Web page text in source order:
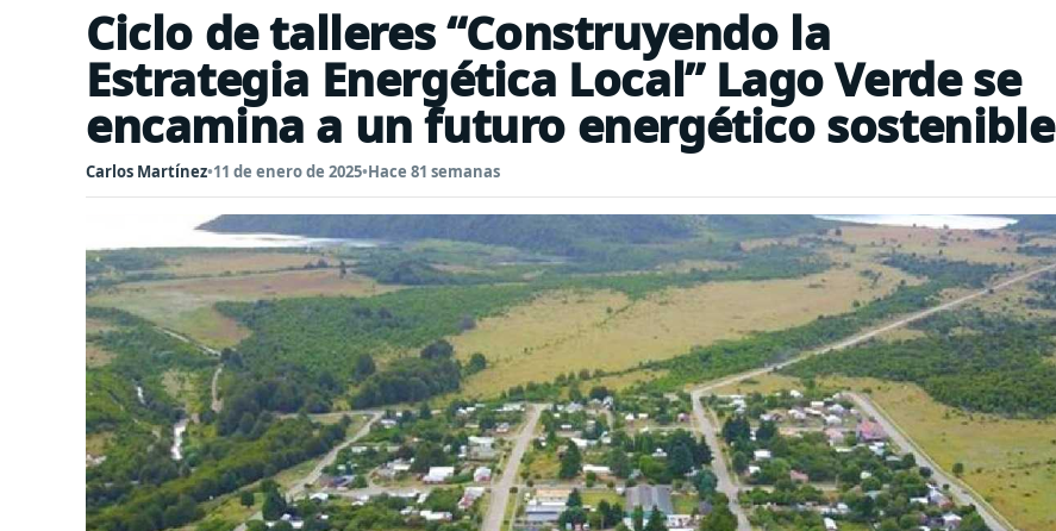
Ciclo de talleres “Construyendo la
Estrategia Energética Local” Lago Verde se
encamina a un futuro energético sostenible
Carlos Martínez•11 de enero de 2025•Hace 81 semanas